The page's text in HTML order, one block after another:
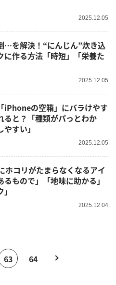
2025.12.05
…を解決！“にんじん”炊き込
に作る方法「時短」「栄養た
2025.12.05
iPhoneの空箱」にバラけやす
ると？「種類がパっとわか
すい」
2025.12.05
ホコリがたまらなくなるアイ
るもので」「地味に助かる」
2025.12.04
63 64